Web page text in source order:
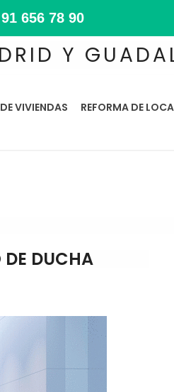
91 656 78 90
Y
VIVIENDAS REFORMA DE
DE DUCHA